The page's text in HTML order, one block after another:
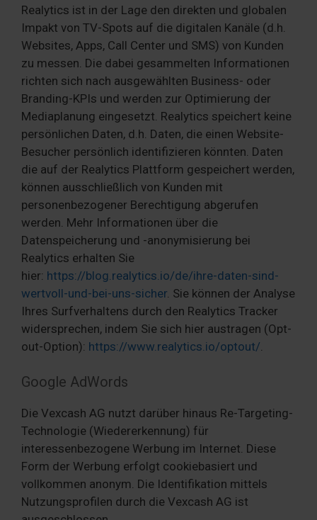
Realytics ist in der Lage den direkten und globalen
Impakt von TV-Spots auf die digitalen Kanäle (d.h.
Websites, Apps, Call Center und SMS) von Kunden
zu messen. Die dabei gesammelten Informationen
richten sich nach ausgewählten Business- oder
Branding-KPIs und werden zur Optimierung der
Mediaplanung eingesetzt. Realytics speichert keine
persönlichen Daten, d.h. Daten, die einen Website-
Besucher persönlich identifizieren könnten. Daten
die auf der Realytics Plattform gespeichert werden,
können ausschließlich von Kunden mit
personenbezogener Berechtigung abgerufen
werden. Mehr Informationen über die
Datenspeicherung und -anonymisierung bei
Realytics erhalten Sie
hier: https://blog.realytics.io/de/ihre-daten-sind-
wertvoll-und-bei-uns-sicher . Sie können der Analyse
Ihres Surfverhaltens durch den Realytics Tracker
widersprechen, indem Sie sich hier austragen (Opt-
out-Option): https://www.realytics.io/optout/
Google AdWords
Die Vexcash AG nutzt darüber hinaus Re-Targeting-
Technologie (Wiedererkennung) für
interessenbezogene Werbung im Internet. Diese
Form der Werbung erfolgt cookiebasiert und
vollkommen anonym. Die Identifikation mittels
Nutzungsprofilen durch die Vexcash AG ist